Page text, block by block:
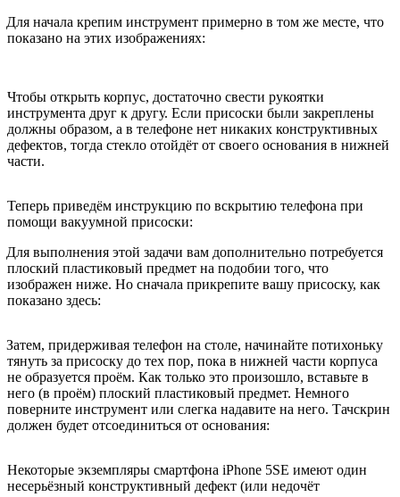
Для начала крепим инструмент примерно в том же месте, что
показано на этих изображениях:
Чтобы открыть корпус, достаточно свести рукоятки
инструмента друг к другу. Если присоски были закреплены
должны образом, а в телефоне нет никаких конструктивных
дефектов, тогда стекло отойдёт от своего основания в нижней
части.
Теперь приведём инструкцию по вскрытию телефона при
помощи вакуумной присоски:
Для выполнения этой задачи вам дополнительно потребуется
плоский пластиковый предмет на подобии того, что
изображен ниже. Но сначала прикрепите вашу присоску, как
показано здесь:
Затем, придерживая телефон на столе, начинайте потихоньку
тянуть за присоску до тех пор, пока в нижней части корпуса
не образуется проём. Как только это произошло, вставьте в
него (в проём) плоский пластиковый предмет. Немного
поверните инструмент или слегка надавите на него. Тачскрин
должен будет отсоединиться от основания:
Некоторые экземпляры смартфона iPhone 5SE имеют один
несерьёзный конструктивный дефект (или недочёт